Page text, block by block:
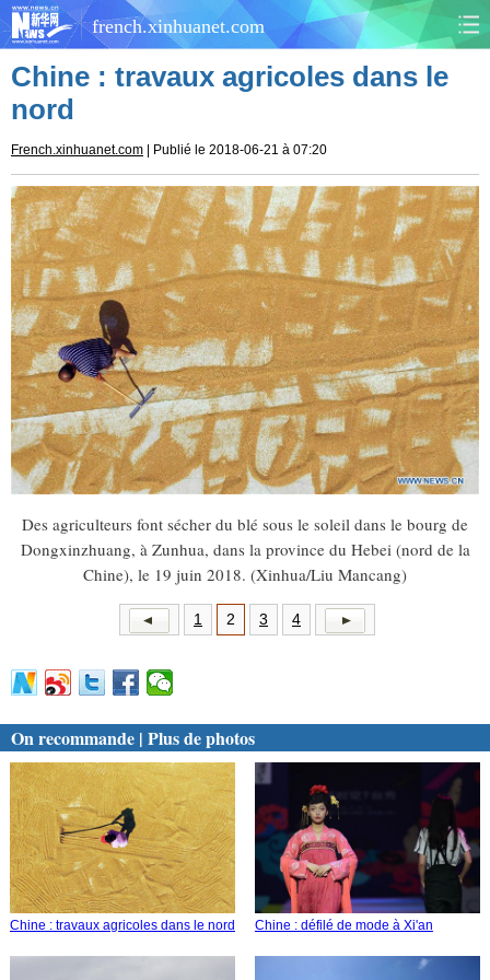
french.xinhuanet.com
CHINE MONDE
CULTURE SOCIÉTÉ
SANTÉ SPORTS
SCI&TECH PLANÈTE
TOURISME DOCUMENTS
DOSSIERS PHOTOS
VIDÉOS
Chine : travaux agricoles dans le
nord
French.xinhuanet.com | Publié le 2018-06-21 à 07:20
Des agriculteurs font sécher du blé sous le soleil dans le bourg de
Dongxinzhuang, à Zunhua, dans la province du Hebei (nord de la
Chine), le 19 juin 2018. (Xinhua/Liu Mancang)
1 2 3 4
On recommande | Plus de photos
Chine : travaux agricoles dans le nord Chine : défilé de mode à Xi'an